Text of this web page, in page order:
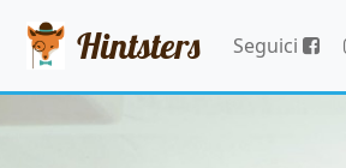
Hintsters Seguici